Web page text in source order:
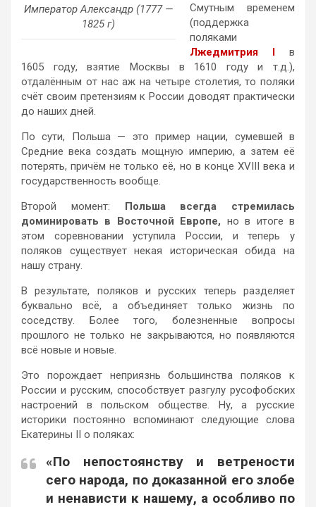
Император Александр (1777 —
1825 г)
Смутным временем
(поддержка
поляками
Лжедмитрия I в
1605 году, взятие Москвы в 1610 году и т.д.),
отдалённым от нас аж на четыре столетия, то поляки
счёт своим претензиям к России доводят практически
до наших дней.
По сути, Польша — это пример нации, сумевшей в
Средние века создать мощную империю, а затем её
потерять, причём не только её, но в конце XVIII века и
государственность вообще.
Второй момент: Польша всегда стремилась
доминировать в Восточной Европе, но в итоге в
этом соревновании уступила России, и теперь у
поляков существует некая историческая обида на
нашу страну.
В результате, поляков и русских теперь разделяет
буквально всё, а объединяет только жизнь по
соседству. Более того, болезненные вопросы
прошлого не только не закрываются, но появляются
всё новые и новые.
Это порождает неприязнь большинства поляков к
России и русским, способствует разгулу русофобских
настроений в польском обществе. Ну, а русские
историки постоянно вспоминают следующие слова
Екатерины II о поляках:
«По непостоянству и ветрености
сего народа, по доказанной его злобе
и ненависти к нашему, а особливо по